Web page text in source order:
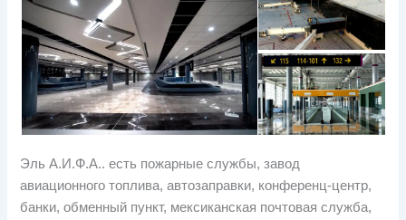
Эль А.И.Ф.А.. есть пожарные службы, завод
авиационного топлива, автозаправки, конференц-центр,
банки, обменный пункт, мексиканская почтовая служба,